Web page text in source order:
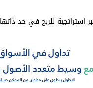
استراتجية للربح في حد ذاتها